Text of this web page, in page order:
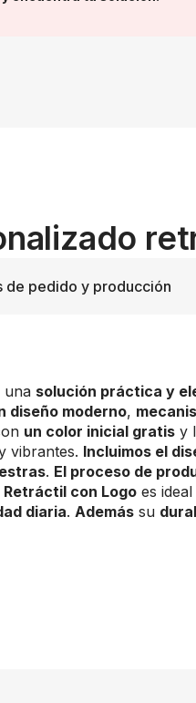
de pedido y producción
una solución práctica y
diseño moderno,
un color inicial gratis y
vibrantes. Incluimos el
. El proceso de
Retráctil con Logo es
diaria. Además su